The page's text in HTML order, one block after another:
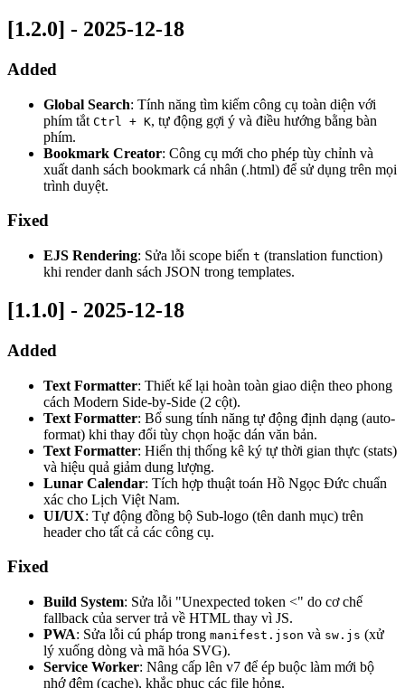
[1.2.0] - 2025-12-18
Added
Global Search: Tính năng tìm kiếm công cụ toàn diện với
phím tắt Ctrl + K, tự động gợi ý và điều hướng bằng bàn
phím.
Bookmark Creator: Công cụ mới cho phép tùy chỉnh và
xuất danh sách bookmark cá nhân (.html) để sử dụng trên mọi
trình duyệt.
Fixed
EJS Rendering: Sửa lỗi scope biến t (translation function)
khi render danh sách JSON trong templates.
[1.1.0] - 2025-12-18
Added
Text Formatter: Thiết kế lại hoàn toàn giao diện theo phong
cách Modern Side-by-Side (2 cột).
Text Formatter: Bổ sung tính năng tự động định dạng (auto-
format) khi thay đổi tùy chọn hoặc dán văn bản.
Text Formatter: Hiển thị thống kê ký tự thời gian thực (stats)
và hiệu quả giảm dung lượng.
Lunar Calendar: Tích hợp thuật toán Hồ Ngọc Đức chuẩn
xác cho Lịch Việt Nam.
UI/UX: Tự động đồng bộ Sub-logo (tên danh mục) trên
header cho tất cả các công cụ.
Fixed
Build System: Sửa lỗi "Unexpected token <" do cơ chế
fallback của server trả về HTML thay vì JS.
PWA: Sửa lỗi cú pháp trong manifest.json và sw.js (xử
lý xuống dòng và mã hóa SVG).
Service Worker: Nâng cấp lên v7 để ép buộc làm mới bộ
nhớ đệm (cache), khắc phục các file hỏng.